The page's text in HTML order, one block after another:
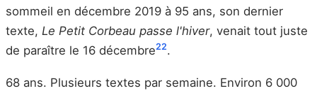
sommeil en décembre 2019 à 95 ans, son dernier
texte, Le Petit Corbeau passe l'hiver, venait tout juste
de paraître le 16 décembre22.
68 ans. Plusieurs textes par semaine. Environ 6 000